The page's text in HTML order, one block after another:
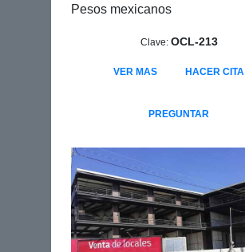
Pesos mexicanos
Clave: OCL-213
VER MAS HACER CITA
PREGUNTAR